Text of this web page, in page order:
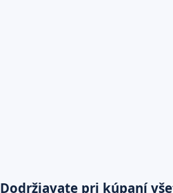
Dodržiavate pri kúpaní